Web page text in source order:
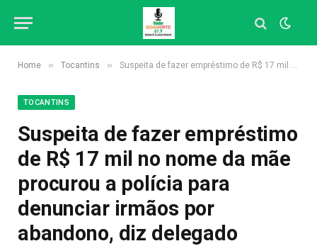
Home » Tocantins » Suspeita de fazer empréstimo de R$ 17 mil no nome da mãe procurou a polícia para denunciar irmãos por abandono, diz delegado
TOCANTINS
Suspeita de fazer empréstimo
de R$ 17 mil no nome da mãe
procurou a polícia para
denunciar irmãos por
abandono, diz delegado